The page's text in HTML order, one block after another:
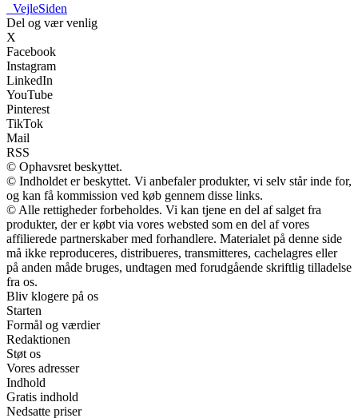
VejleSiden
Del og vær venlig
X
Facebook
Instagram
LinkedIn
YouTube
Pinterest
TikTok
Mail
RSS
© Ophavsret beskyttet.
© Indholdet er beskyttet. Vi anbefaler produkter, vi selv står inde for,
og kan få kommission ved køb gennem disse links.
© Alle rettigheder forbeholdes. Vi kan tjene en del af salget fra
produkter, der er købt via vores websted som en del af vores
affilierede partnerskaber med forhandlere. Materialet på denne side
må ikke reproduceres, distribueres, transmitteres, cachelagres eller
på anden måde bruges, undtagen med forudgående skriftlig tilladelse
fra os.
Bliv klogere på os
Starten
Formål og værdier
Redaktionen
Støt os
Vores adresser
Indhold
Gratis indhold
Nedsatte priser